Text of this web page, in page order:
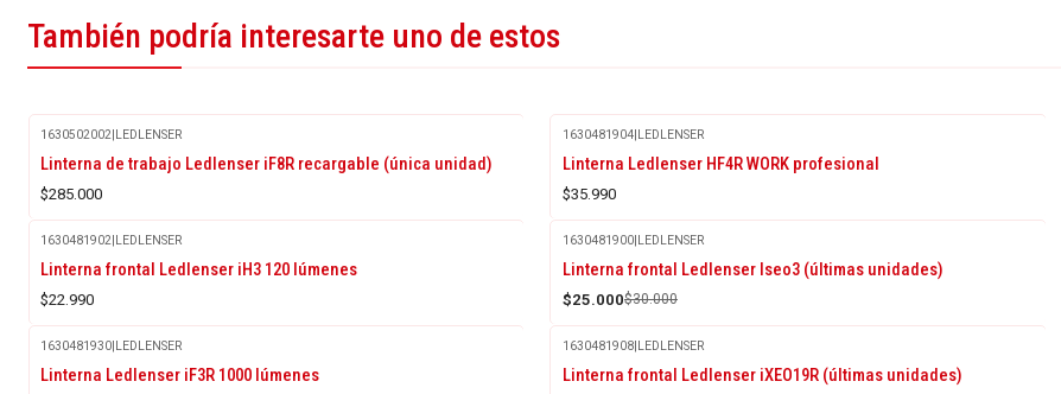
También podría interesarte uno de estos
1630502002|LEDLENSER
Linterna de trabajo Ledlenser iF8R recargable (única unidad)
$285.000
1630481904|LEDLENSER
Linterna Ledlenser HF4R WORK profesional
$35.990
1630481902|LEDLENSER
Linterna frontal Ledlenser iH3 120 lúmenes
$22.990
-17%
OFF
1630481900|LEDLENSER
Linterna frontal Ledlenser Iseo3 (últimas unidades)
$25.000$30.000
1630481930|LEDLENSER
Linterna Ledlenser iF3R 1000 lúmenes
-3%
OFF
1630481908|LEDLENSER
Linterna frontal Ledlenser iXEO19R (últimas unidades)